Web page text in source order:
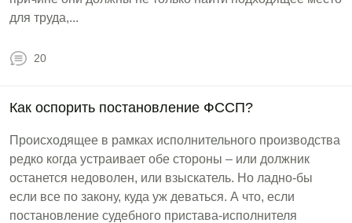
для труда,...
20
Как оспорить постановление ФССП?
Происходящее в рамках исполнительного производства
редко когда устраивает обе стороны – или должник
останется недоволен, или взыскатель. Но ладно-бы
если все по закону, куда уж деваться. А что, если
постановление судебного пристава-исполнителя